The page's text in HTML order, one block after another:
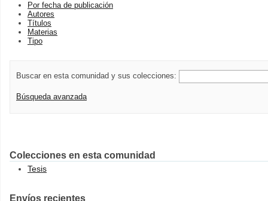
Por fecha de publicación
Autores
Títulos
Materias
Tipo
Buscar en esta comunidad y sus colecciones:
Búsqueda avanzada
Colecciones en esta comunidad
Tesis
Envíos recientes